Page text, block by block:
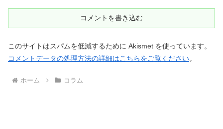
コメントを書き込む
このサイトはスパムを低減するために Akismet を使っています。
コメントデータの処理方法の詳細はこちらをご覧ください。
ホーム コラム